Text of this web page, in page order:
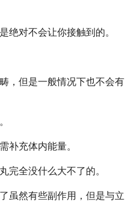
绝对不会让你接触到的。
，但是一般情况下也不会有
补充体内能量。
完全没什么大不了的。
虽然有些副作用，但是与立